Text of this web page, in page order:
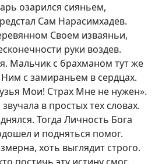
озарился сияньем,
Сам Нарасимхадев.
Своем изваяньи,
руки воздев.
Мальчик с брахманом тут же
с замираньем в сердцах.
Мои! Страх Мне не нужен».
в простых тех словах.
Тогда Личность Бога
и подняться помог.
хоть выглядит строго.